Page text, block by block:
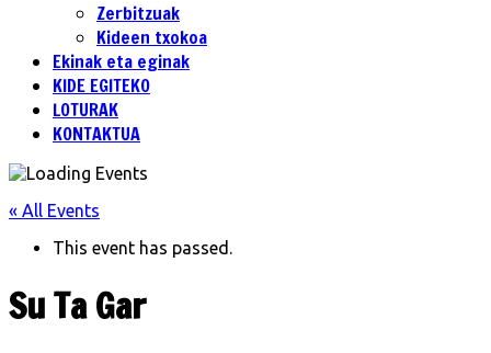
Zerbitzuak
Kideen txokoa
Ekinak eta eginak
KIDE EGITEKO
LOTURAK
KONTAKTUA
« All Events
This event has passed.
Su Ta Gar